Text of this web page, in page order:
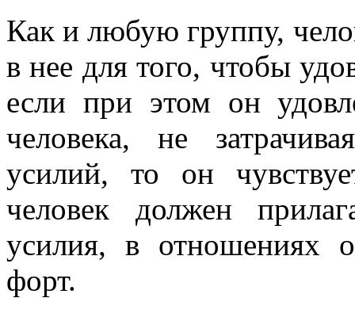
Как и любую группу,
в нее для того, чтобы
если при этом он
человека, не
усилий, то он
человек должен
усилия, в отношениях
форт.